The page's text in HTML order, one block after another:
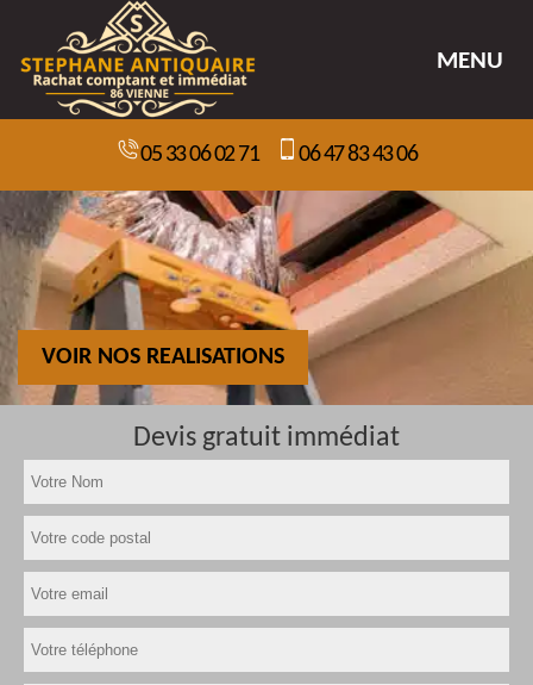
MENU
05 33 06 02 71 06 47 83 43 06
VOIR NOS REALISATIONS
Devis gratuit immédiat